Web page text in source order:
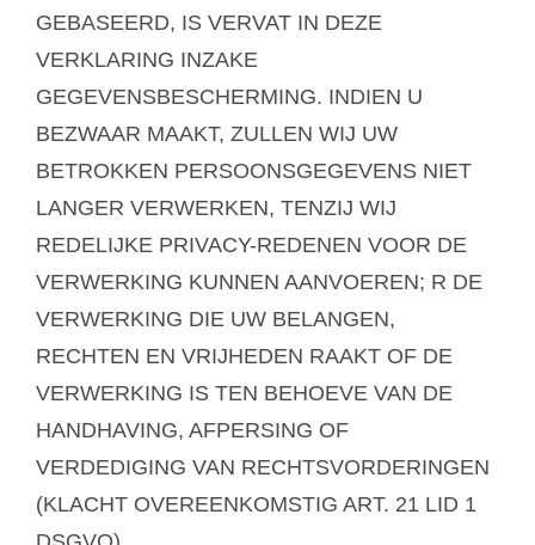
GEBASEERD, IS VERVAT IN DEZE
VERKLARING INZAKE
GEGEVENSBESCHERMING. INDIEN U
BEZWAAR MAAKT, ZULLEN WIJ UW
BETROKKEN PERSOONSGEGEVENS NIET
LANGER VERWERKEN, TENZIJ WIJ
REDELIJKE PRIVACY-REDENEN VOOR DE
VERWERKING KUNNEN AANVOEREN; R DE
VERWERKING DIE UW BELANGEN,
RECHTEN EN VRIJHEDEN RAAKT OF DE
VERWERKING IS TEN BEHOEVE VAN DE
HANDHAVING, AFPERSING OF
VERDEDIGING VAN RECHTSVORDERINGEN
(KLACHT OVEREENKOMSTIG ART. 21 LID 1